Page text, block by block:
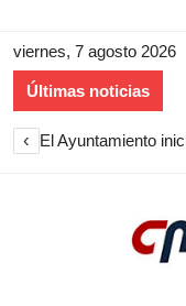
viernes, 7 agosto 2026
Últimas noticias
‹